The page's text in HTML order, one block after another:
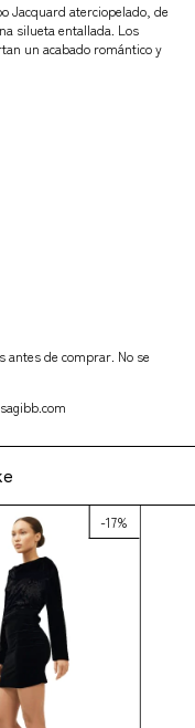
Jacquard aterciopelado, de
silueta entallada. Los
un acabado romántico y
de comprar. No se
-17%